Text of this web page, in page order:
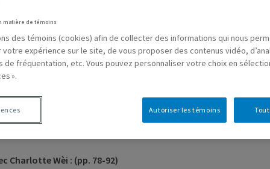
Charlotte Wèi : (pp. 78-92)
matière de témoins
des témoins (cookies) afin de collecter des informations qui nous
votre expérience sur le site, de vous proposer des contenus vidéo,
de fréquentation, etc. Vous pouvez personnaliser votre choix en
».
Autoriser les témoins